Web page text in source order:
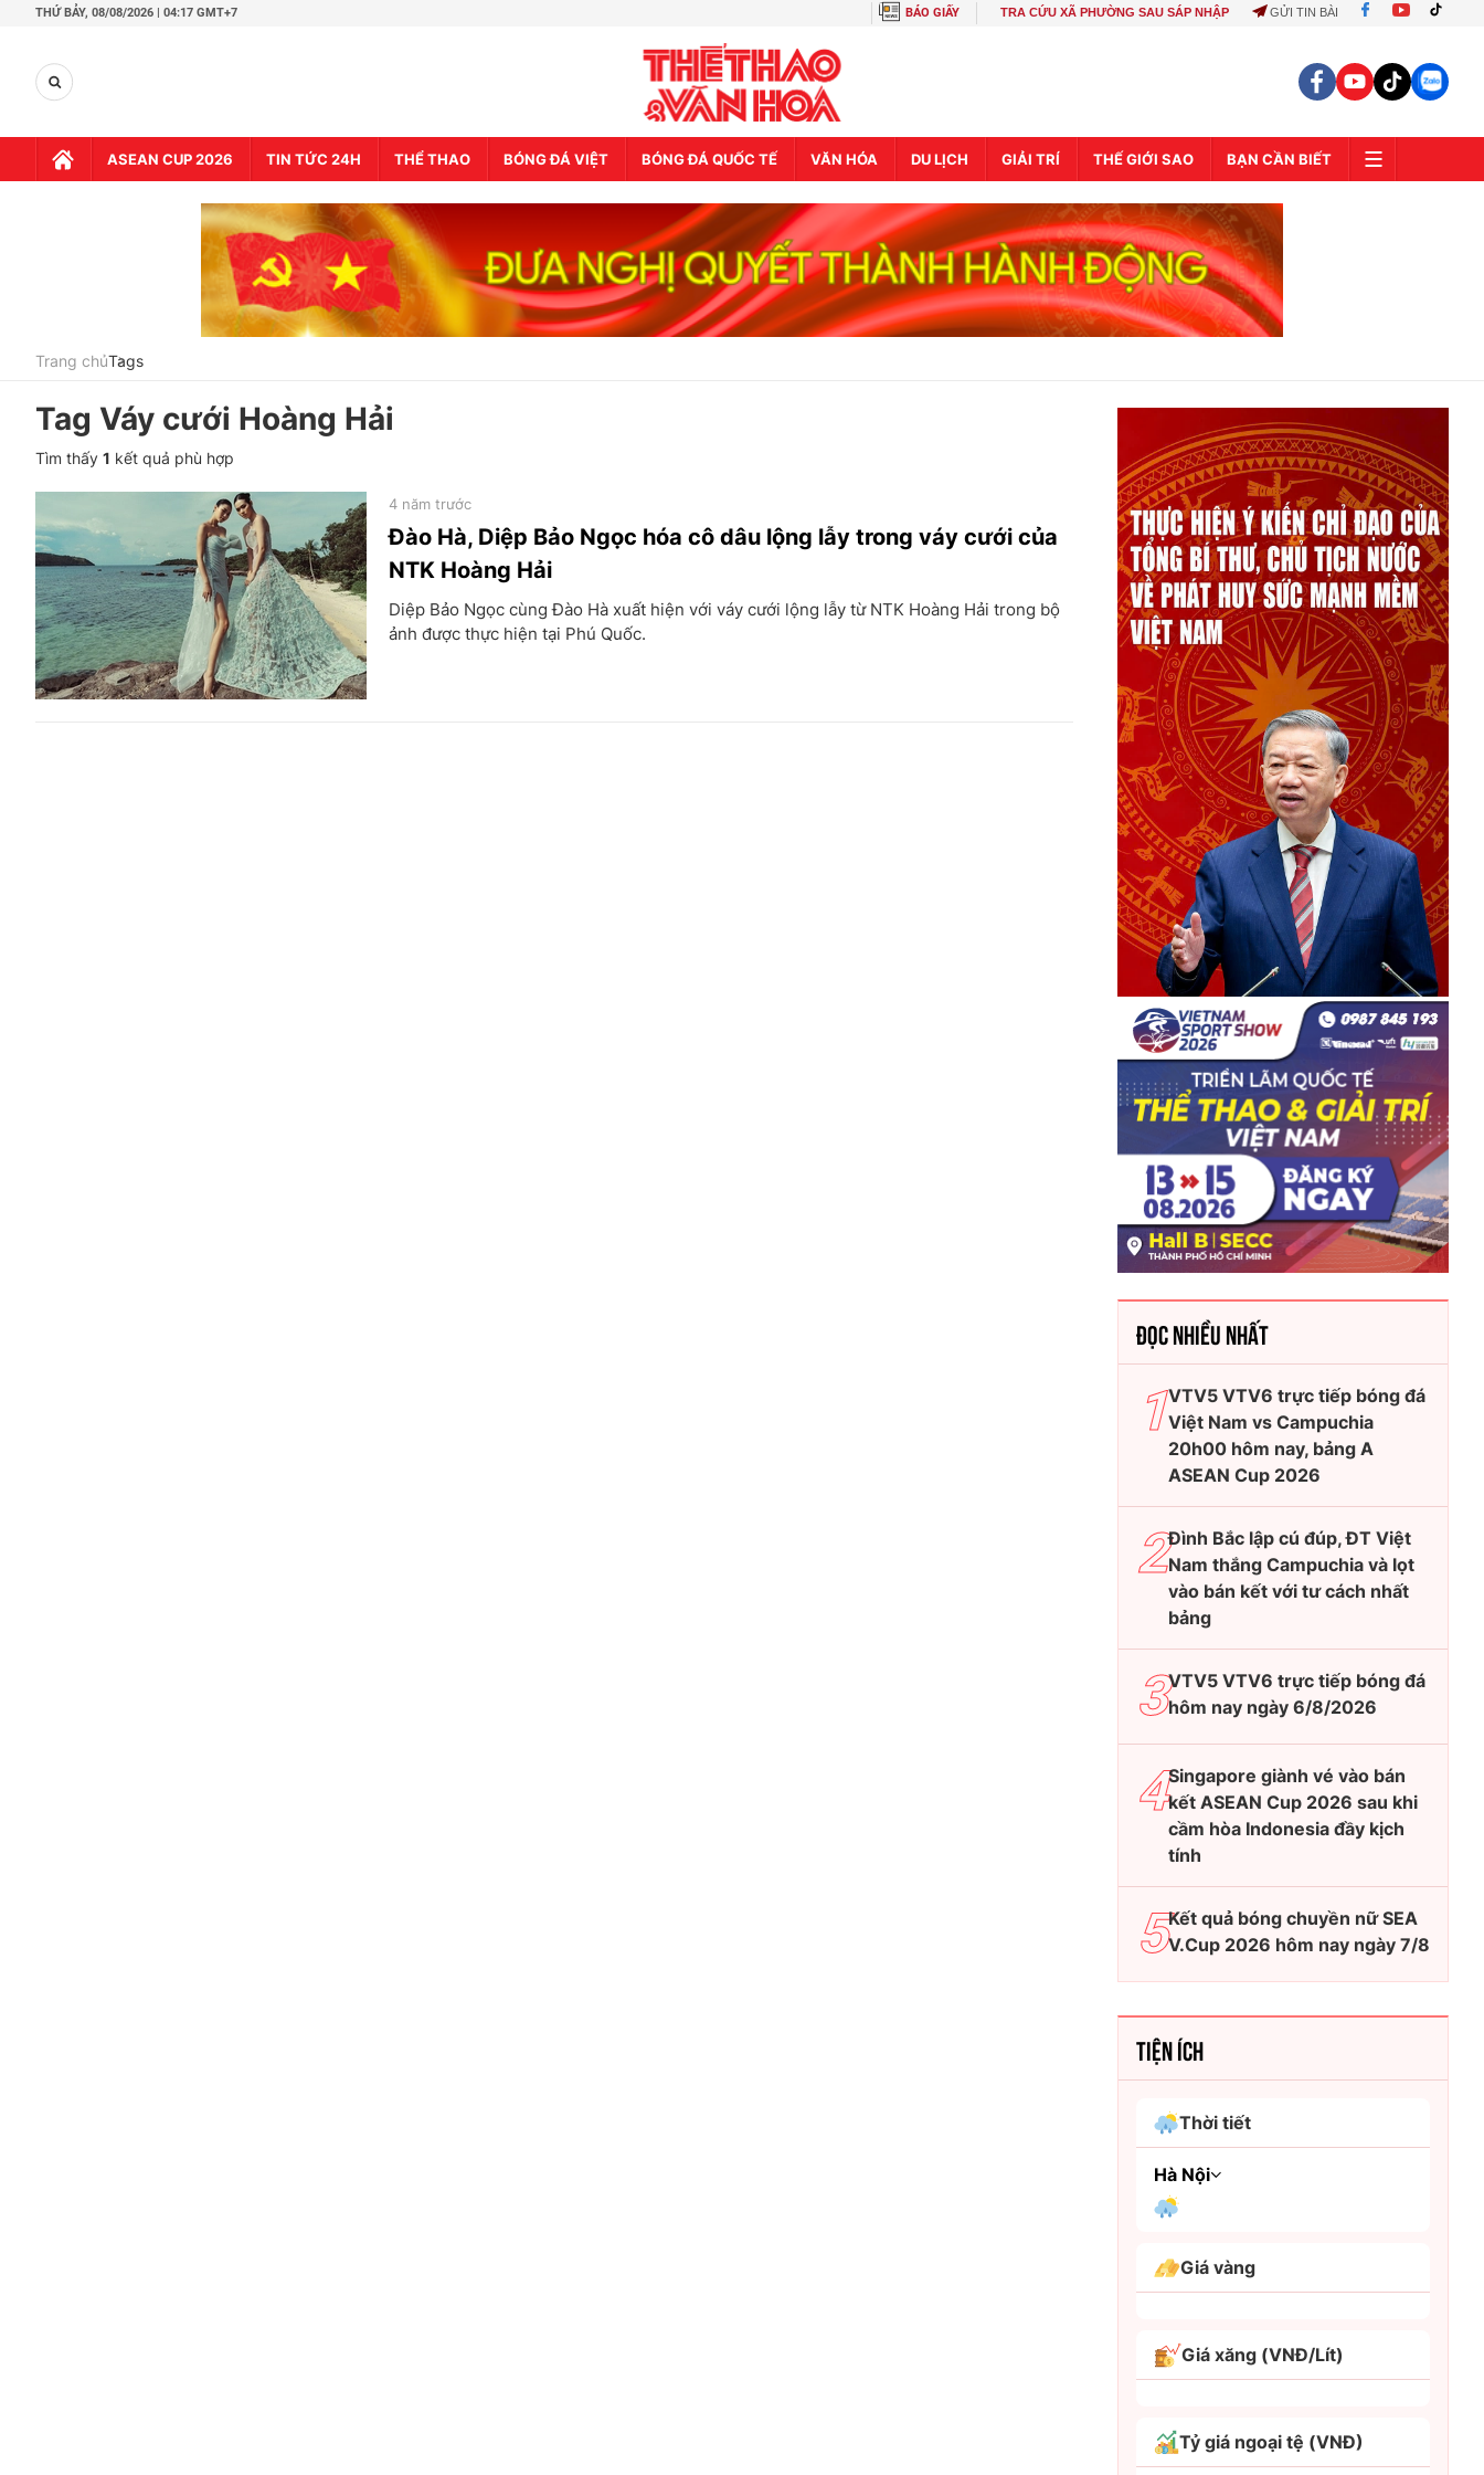
THỨ BẢY, 08/08/2026 | 04:18 GMT+7 BÁO GIẤY TRA CỨU XÃ PHƯỜNG SAU SÁP NHẬP GỬI TIN BÀI
ASEAN CUP 2026 TIN TỨC 24H THỂ THAO BÓNG ĐÁ VIỆT BÓNG ĐÁ QUỐC TẾ VĂN HÓA DU LỊCH GIẢI TRÍ THẾ GIỚI SAO BẠN CẦN BIẾT
Trang chủTags
Tag Váy cưới Hoàng Hải
Tìm thấy 1 kết quả phù hợp
Đào Hà, Diệp Bảo Ngọc hóa cô dâu lộng lẫy trong váy cưới của
NTK Hoàng Hải
4 năm trước
Diệp Bảo Ngọc cùng Đào Hà xuất hiện với váy cưới lộng lẫy từ NTK Hoàng Hải trong bộ
ảnh được thực hiện tại Phú Quốc.
ĐỌC NHIỀU NHẤT
VTV5 VTV6 trực tiếp bóng đá
Việt Nam vs Campuchia
20h00 hôm nay, bảng A
ASEAN Cup 2026
Đình Bắc lập cú đúp, ĐT Việt
Nam thắng Campuchia và lọt
vào bán kết với tư cách nhất
bảng
VTV5 VTV6 trực tiếp bóng đá
hôm nay ngày 6/8/2026
Singapore giành vé vào bán
kết ASEAN Cup 2026 sau khi
cầm hòa Indonesia đầy kịch
tính
Kết quả bóng chuyền nữ SEA
V.Cup 2026 hôm nay ngày 7/8
TIỆN ÍCH
Thời tiết
Hà Nội
Bình Dương
Bình Thuận
Bạc Liêu
Giá vàng
Giá xăng (VNĐ/Lít)
Tỷ giá ngoại tệ (VNĐ)